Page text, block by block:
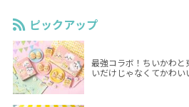
ピックアップ
最強コラボ！ちいかわ
いだけじゃなくてかわい